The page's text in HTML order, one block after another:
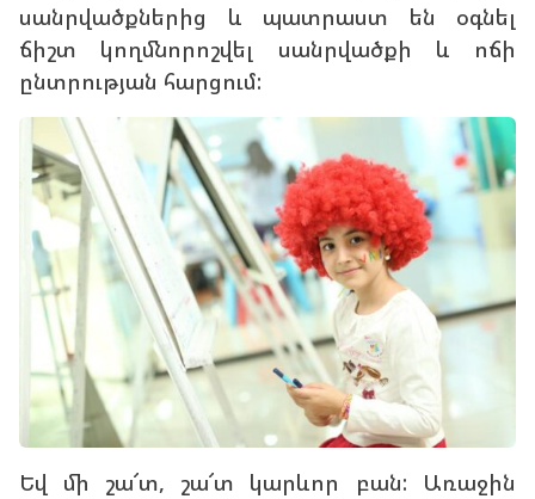
սանրվածքներից և պատրաստ են օգնել
ճիշտ կողմնորոշվել սանրվածքի և ոճի
ընտրության հարցում:
Եվ մի շա՜տ, շա՜տ կարևոր բան: Առաջին